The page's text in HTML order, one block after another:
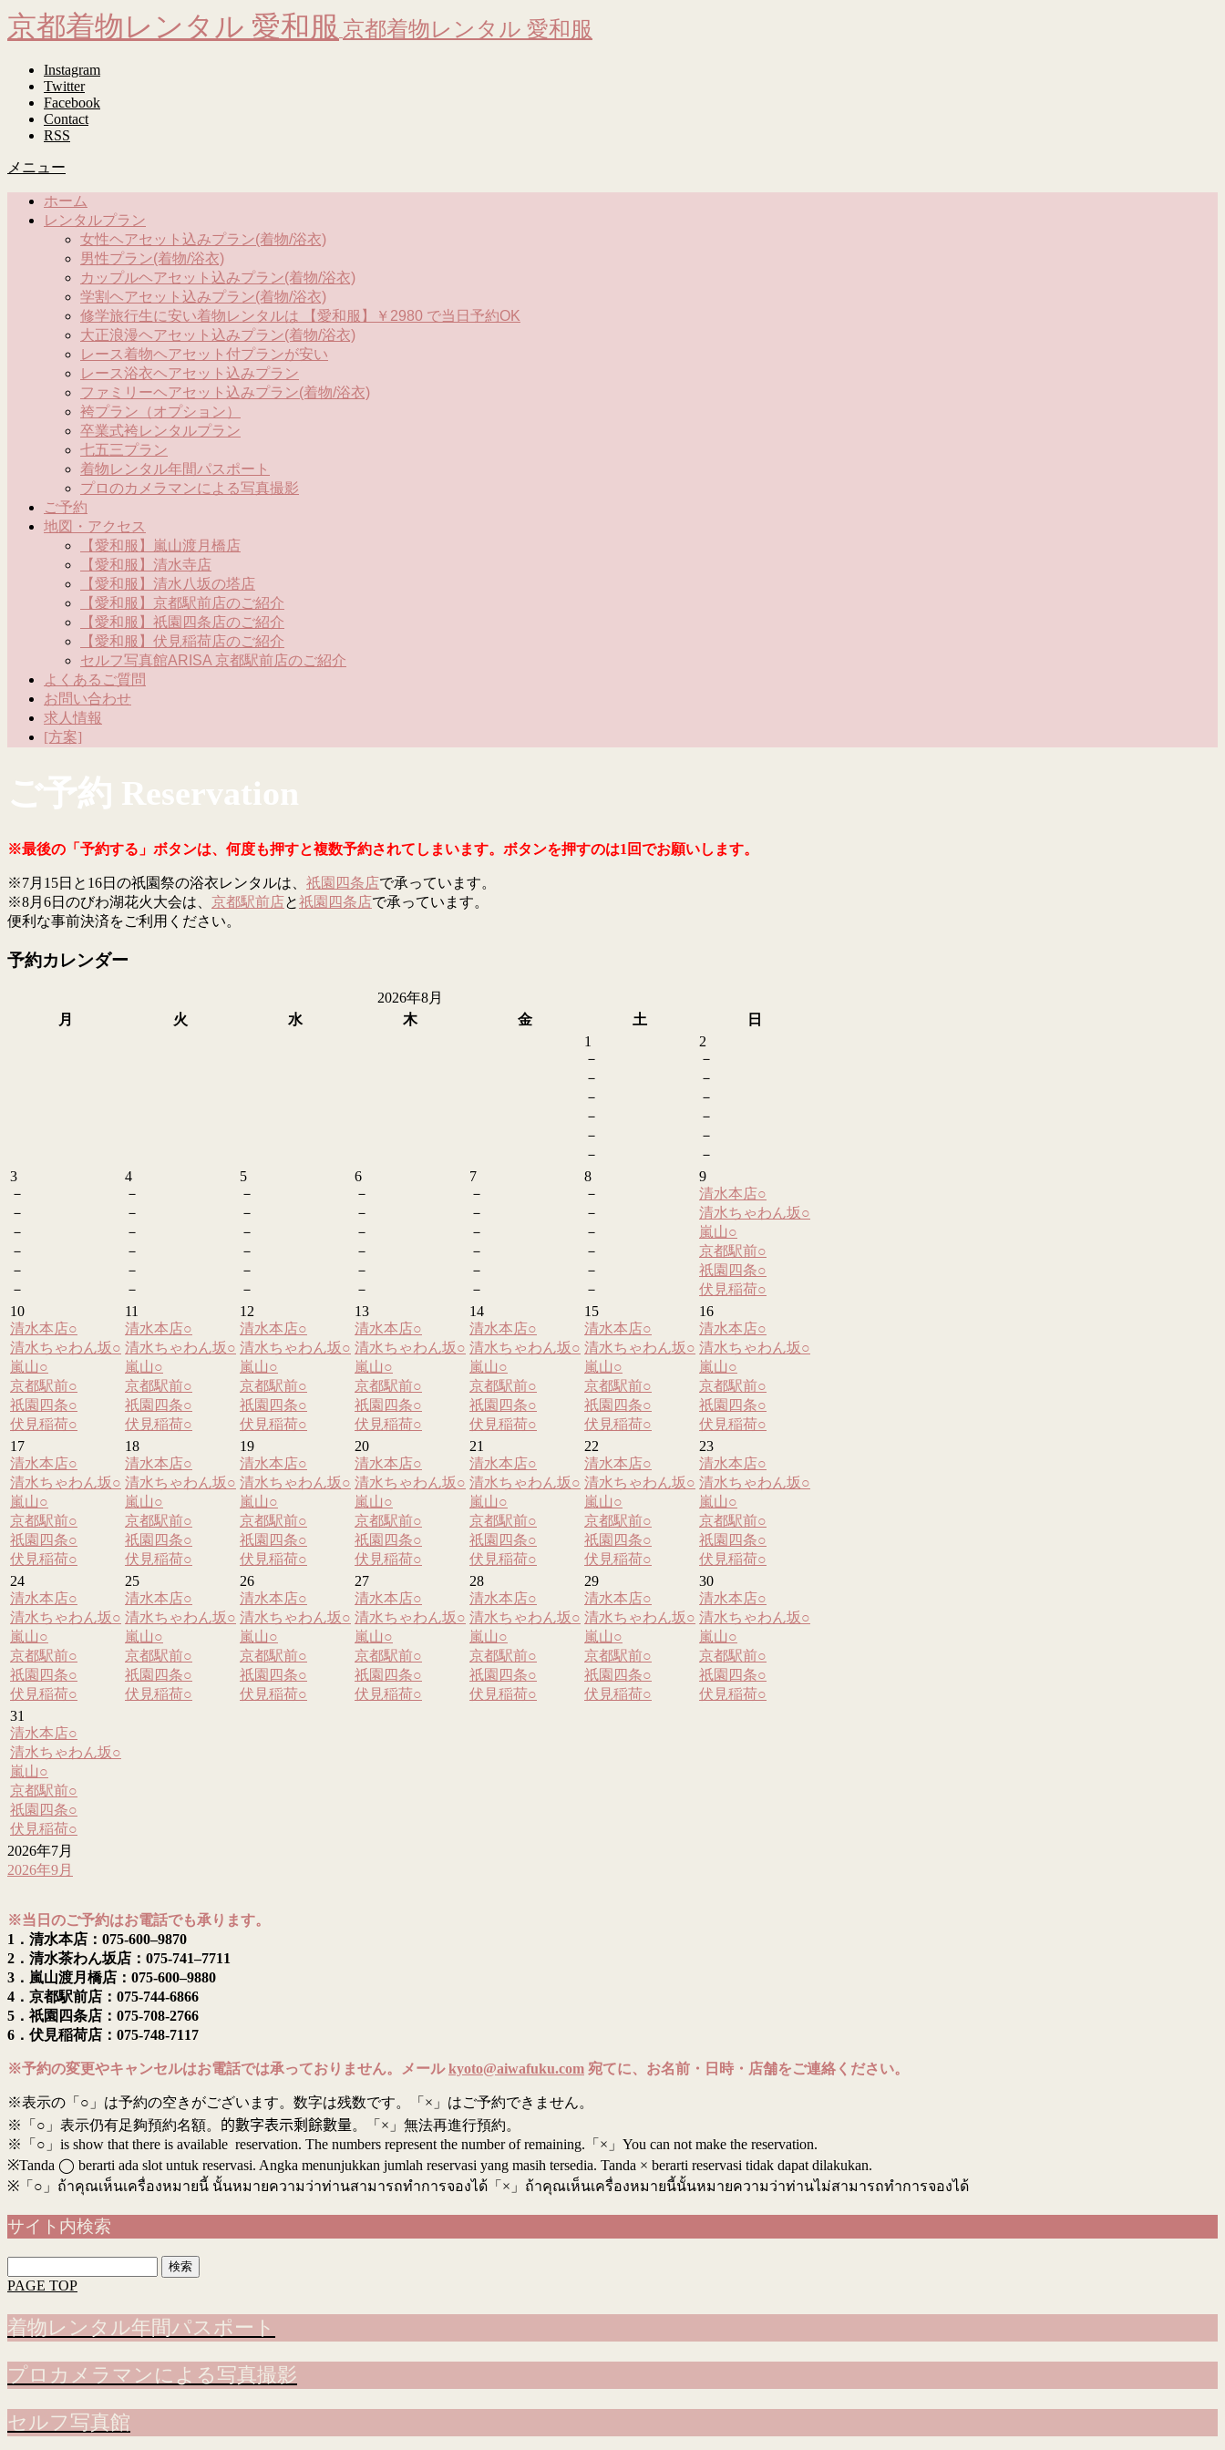
京都着物レンタル 愛和服 京都着物レンタル 愛和服
Instagram
Twitter
Facebook
Contact
RSS
メニュー
ホーム
レンタルプラン
女性ヘアセット込みプラン(着物/浴衣)
男性プラン(着物/浴衣)
カップルヘアセット込みプラン(着物/浴衣)
学割ヘアセット込みプラン(着物/浴衣)
修学旅行生に安い着物レンタルは 【愛和服】￥2980 で当日予約OK
大正浪漫ヘアセット込みプラン(着物/浴衣)
レース着物ヘアセット付プランが安い
レース浴衣ヘアセット込みプラン
ファミリーヘアセット込みプラン(着物/浴衣)
袴プラン（オプション）
卒業式袴レンタルプラン
七五三プラン
着物レンタル年間パスポート
プロのカメラマンによる写真撮影
ご予約
地図・アクセス
【愛和服】嵐山渡月橋店
【愛和服】清水寺店
【愛和服】清水八坂の塔店
【愛和服】京都駅前店のご紹介
【愛和服】祇園四条店のご紹介
【愛和服】伏見稲荷店のご紹介
セルフ写真館ARISA 京都駅前店のご紹介
よくあるご質問
お問い合わせ
求人情報
[方案]
ご予約 Reservation
※最後の「予約する」ボタンは、何度も押すと複数予約されてしまいます。ボタンを押すのは1回でお願いします。
※7月15日と16日の祇園祭の浴衣レンタルは、 祇園四条店で承っています。
※8月6日のびわ湖花火大会は、 京都駅前店と祇園四条店で承っています。
便利な事前決済をご利用ください。
予約カレンダー
2026年8月
月
火 水 木 金 土
日
1
－
－
－
－
－
－
2
－
－
－
－
－
－
3
－
－
－
－
－
－
4
－
－
－
－
－
－
5
－
－
－
－
－
－
6
－
－
－
－
－
－
7
－
－
－
－
－
－
8
－
－
－
－
－
－
9
清水本店○
清水ちゃわん坂○
嵐山○
京都駅前○
祇園四条○
伏見稲荷○
10
清水本店○
清水ちゃわん坂○
嵐山○
京都駅前○
祇園四条○
伏見稲荷○
11
清水本店○
清水ちゃわん坂○
嵐山○
京都駅前○
祇園四条○
伏見稲荷○
12
清水本店○
清水ちゃわん坂○
嵐山○
京都駅前○
祇園四条○
伏見稲荷○
13
清水本店○
清水ちゃわん坂○
嵐山○
京都駅前○
祇園四条○
伏見稲荷○
14
清水本店○
清水ちゃわん坂○
嵐山○
京都駅前○
祇園四条○
伏見稲荷○
15
清水本店○
清水ちゃわん坂○
嵐山○
京都駅前○
祇園四条○
伏見稲荷○
16
清水本店○
清水ちゃわん坂○
嵐山○
京都駅前○
祇園四条○
伏見稲荷○
17
清水本店○
清水ちゃわん坂○
嵐山○
京都駅前○
祇園四条○
伏見稲荷○
18
清水本店○
清水ちゃわん坂○
嵐山○
京都駅前○
祇園四条○
伏見稲荷○
19
清水本店○
清水ちゃわん坂○
嵐山○
京都駅前○
祇園四条○
伏見稲荷○
20
清水本店○
清水ちゃわん坂○
嵐山○
京都駅前○
祇園四条○
伏見稲荷○
21
清水本店○
清水ちゃわん坂○
嵐山○
京都駅前○
祇園四条○
伏見稲荷○
22
清水本店○
清水ちゃわん坂○
嵐山○
京都駅前○
祇園四条○
伏見稲荷○
23
清水本店○
清水ちゃわん坂○
嵐山○
京都駅前○
祇園四条○
伏見稲荷○
24
清水本店○
清水ちゃわん坂○
嵐山○
京都駅前○
祇園四条○
伏見稲荷○
25
清水本店○
清水ちゃわん坂○
嵐山○
京都駅前○
祇園四条○
伏見稲荷○
26
清水本店○
清水ちゃわん坂○
嵐山○
京都駅前○
祇園四条○
伏見稲荷○
27
清水本店○
清水ちゃわん坂○
嵐山○
京都駅前○
祇園四条○
伏見稲荷○
28
清水本店○
清水ちゃわん坂○
嵐山○
京都駅前○
祇園四条○
伏見稲荷○
29
清水本店○
清水ちゃわん坂○
嵐山○
京都駅前○
祇園四条○
伏見稲荷○
30
清水本店○
清水ちゃわん坂○
嵐山○
京都駅前○
祇園四条○
伏見稲荷○
31
清水本店○
清水ちゃわん坂○
嵐山○
京都駅前○
祇園四条○
伏見稲荷○
2026年7月
2026年9月
※当日のご予約はお電話でも承ります。
1．清水本店：075-600–9870
2．清水茶わん坂店：075-741–7711
3．嵐山渡月橋店：075-600–9880
4．京都駅前店：075-744-6866
5．祇園四条店：075-708-2766
6．伏見稲荷店：075-748-7117
※予約の変更やキャンセルはお電話では承っておりません。メールkyoto@aiwafuku.com 宛てに、お名前・日時・店舗をご連絡ください。
※表示の「○」は予約の空きがございます。数字は残数です。「×」はご予約できません。
※「○」表示仍有足夠預約名額。 的數字表示剩餘數量。「×」無法再進行預約。
※「○」is show that there is available reservation. The numbers represent the number of remaining.「×」You can not make the reservation.
※Tanda ◯ berarti ada slot untuk reservasi. Angka menunjukkan jumlah reservasi yang masih tersedia. Tanda × berarti reservasi tidak dapat dilakukan.
※ 「○」ถ้าคุณเห็นเครื่องหมายนี้ นั้นหมายความว่าท่านสามารถทำการจองได้「×」ถ้าคุณเห็นเครื่องหมายนี้นั้นหมายความว่าท่านไม่สามารถทำการจองได้
サイト内検索
索:
PAGE TOP
着物レンタル年間パスポート
プロカメラマンによる写真撮影
セルフ写真館